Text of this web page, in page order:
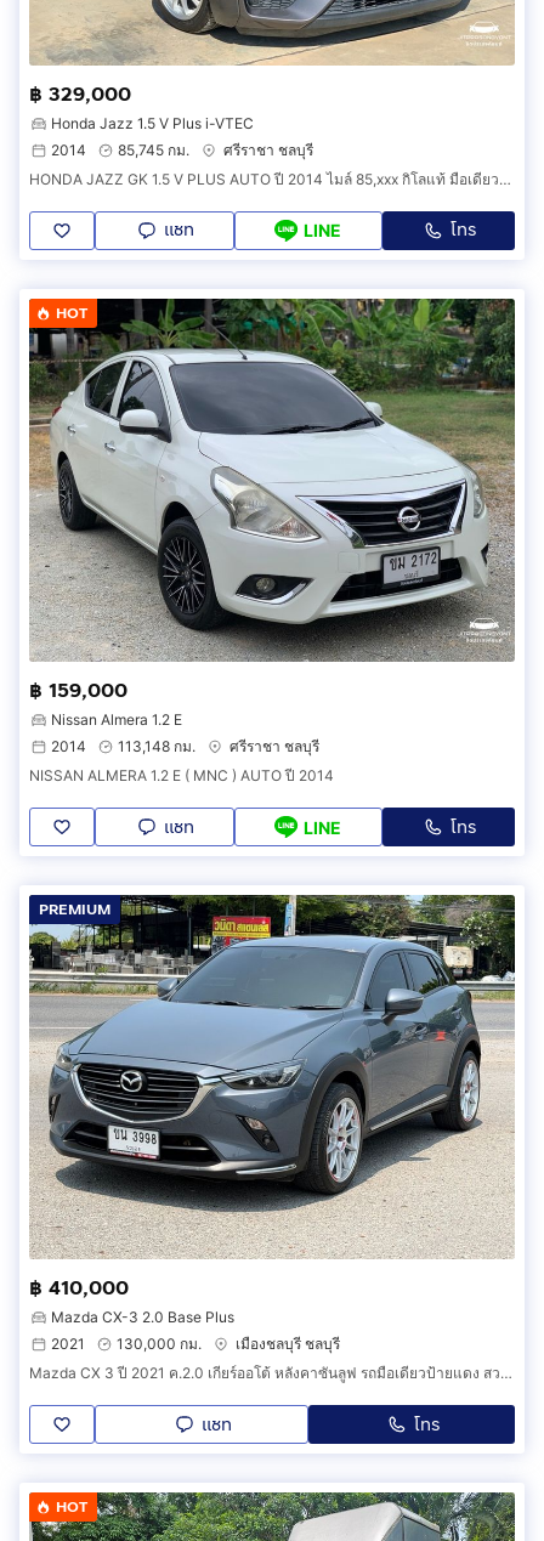
฿ 329,000
Honda Jazz 1.5 V Plus i-VTEC
2014
85,745 กม.
ศรีราชา ชลบุรี
HONDA JAZZ GK 1.5 V PLUS AUTO ปี 2014 ไมล์ 85,xxx กิโลแท้ มือเดียวป้ายแดง
แชท LINE โทร
HOT
฿ 159,000
Nissan Almera 1.2 E
2014
113,148 กม.
ศรีราชา ชลบุรี
NISSAN ALMERA 1.2 E ( MNC ) AUTO ปี 2014
แชท LINE โทร
PREMIUM
฿ 410,000
Mazda CX-3 2.0 Base Plus
2021
130,000 กม.
เมืองชลบุรี ชลบุรี
Mazda CX 3 ปี 2021 ค.2.0 เกียร์ออโต้ หลังคาซันลูฟ รถมือเดียวป้ายแดง สวยๆพร้อมใช้งาน
แชท โทร
HOT